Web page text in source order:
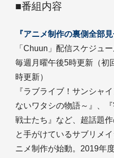
■番組内容
『アニメ制作の裏側全部見
「Chuun」配信スケジュ
毎週月曜午後5時更新（初
時更新）
『ラブライブ！サンシャ
ないワタシの物語～』、
戦士たち』など、超話題
と手がけているサブリメ
ニメ制作が始動。2019年